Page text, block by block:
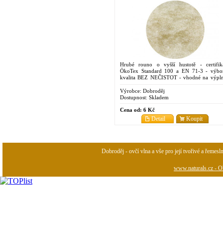
Hrubé rouno o vyšší hustotě -
ÖkoTex Standard 100 a EN 71-3 -
kvalita BEZ NEČISTOT - vhodné na
Výrobce: Dobroděj
Dostupnost: Skladem
Cena od: 6 Kč
Koupit
Detail
Dobroděj - ovčí vlna a vše pro její tvořivé a
www.naturals.cz -